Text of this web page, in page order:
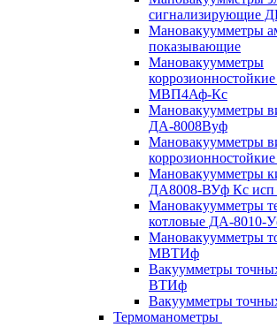
сигнализирующие
Мановакуумметры
показывающие
Мановакуумметры
МВП4Аф-Кс
Мановакуумметры
ДА-8008Вуф
Мановакуумметры
Мановакуумметры
ДА8008-ВУф Кс
Мановакуумметры
котловые ДА-8010-
Мановакуумметры
МВТИф
Вакуумметры
ВТИф
Вакуумметры
Термоманометры